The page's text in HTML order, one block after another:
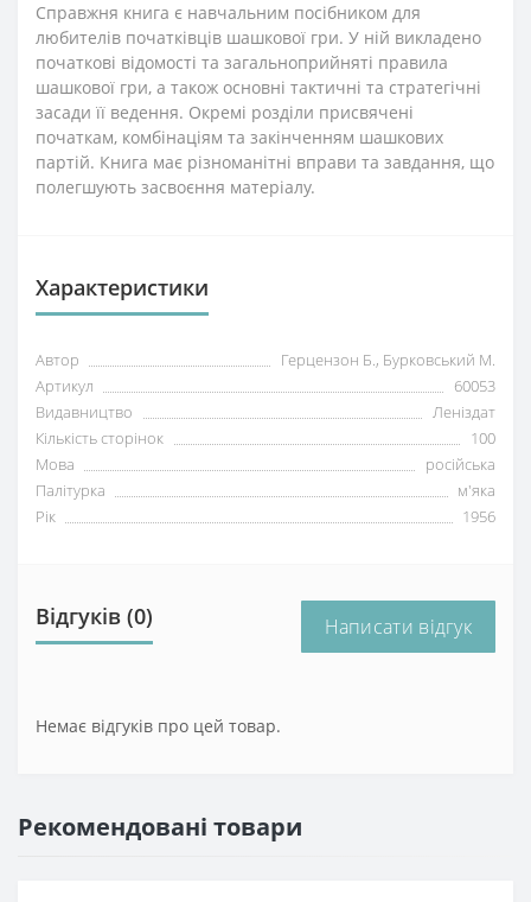
Справжня книга є навчальним посібником для
любителів початківців шашкової гри. У ній викладено
початкові відомості та загальноприйняті правила
шашкової гри, а також основні тактичні та стратегічні
засади її ведення. Окремі розділи присвячені
початкам, комбінаціям та закінченням шашкових
партій. Книга має різноманітні вправи та завдання, що
полегшують засвоєння матеріалу.
Характеристики
Автор
Герцензон Б., Бурковський М.
Артикул
60053
Видавництво
Леніздат
Кількість сторінок
100
Мова
російська
Палітурка
м'яка
Рік
1956
Відгуків (0) Написати відгук
Немає відгуків про цей товар.
Рекомендовані товари